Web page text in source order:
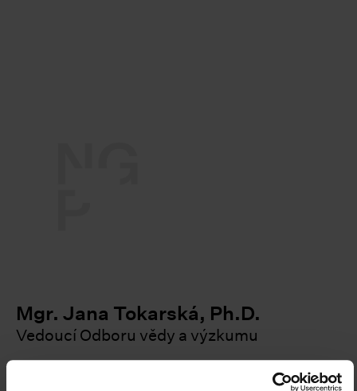
Mgr. Jana Tokarská, Ph.D.
Vedoucí Odboru vědy a výzkumu